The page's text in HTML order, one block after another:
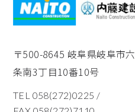
〒500-8645 岐阜県岐阜市六
条南3丁目10番10号
TEL 058(272)0225 /